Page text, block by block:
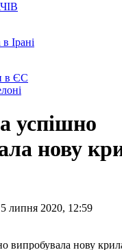
Ірані
в ЄС
успішно
нову
липня 2020, 12:59